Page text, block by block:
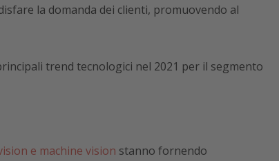
la domanda dei clienti, promuovendo al
trend tecnologici nel 2021 per il segmento
e machine vision stanno fornendo